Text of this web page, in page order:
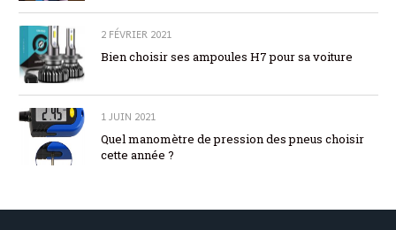
2 FÉVRIER 2021
Bien choisir ses ampoules H7 pour sa voiture
1 JUIN 2021
Quel manomètre de pression des pneus choisir
cette année ?